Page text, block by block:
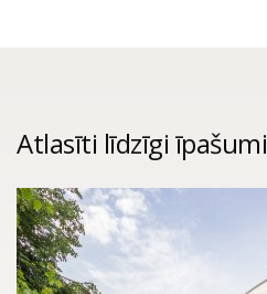
Atlasīti līdzīgi īpašumi